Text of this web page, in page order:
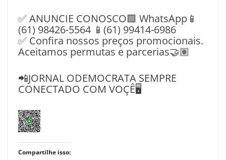
✅ ANUNCIE CONOSCO🟩 WhatsApp📱
(61) 98426-5564 📱(61) 99414-6986
✅ Confira nossos preços promocionais.
Aceitamos permutas e parcerias🤝🏽
📲JORNAL ODEMOCRATA SEMPRE
CONECTADO COM VOÇÊ🖥️
Compartilhe isso: